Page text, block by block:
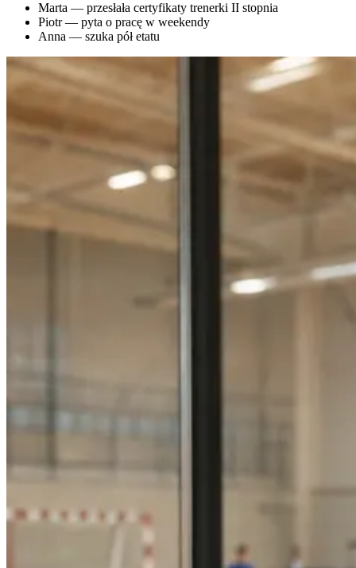
Marta — przesłała certyfikaty trenerki II stopnia
Piotr— pyta o pracę w weekendy
Anna — szuka pół etatu